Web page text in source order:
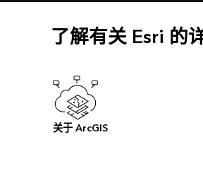
了解有关 Esri 的
关于 ArcGIS